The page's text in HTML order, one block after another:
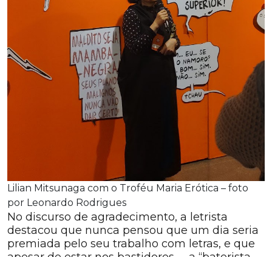
Lilian Mitsunaga com o Troféu Maria Erótica – foto
por Leonardo Rodrigues
No discurso de agradecimento, a letrista
destacou que nunca pensou que um dia seria
premiada pelo seu trabalho com letras, e que